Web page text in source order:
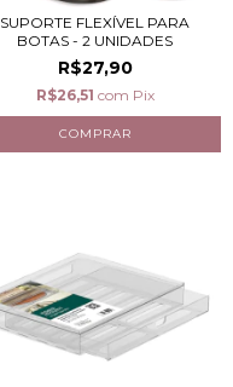
SUPORTE FLEXÍVEL PARA
BOTAS - 2 UNIDADES
R$27,90
R$26,51 com Pix